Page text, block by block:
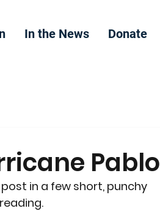
In the News Donate
Pablo
in a few short, punchy